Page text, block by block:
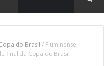
Copa do Brasil / Fluminense
final da Copa do Brasil